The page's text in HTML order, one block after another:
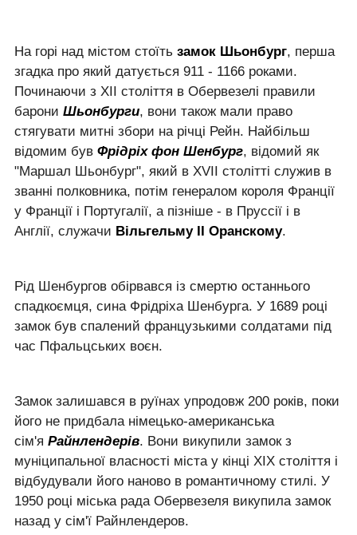
На горі над містом стоїть замок Шьонбург, перша
згадка про який датується 911 - 1166 роками.
Починаючи з XII століття в Обервезелі правили
барони Шьонбурги, вони також мали право
стягувати митні збори на річці Рейн. Найбільш
відомим був Фрідріх фон Шенбург, відомий як
"Маршал Шьонбург", який в XVII столітті служив в
званні полковника, потім генералом короля Франції
у Франції і Португалії, а пізніше - в Пруссії і в
Англії, служачи Вільгельму II Оранскому.
Рід Шенбургов обірвався із смертю останнього
спадкоємця, сина Фрідріха Шенбурга. У 1689 році
замок був спалений французькими солдатами під
час Пфальцських воєн.
Замок залишався в руїнах упродовж 200 років, поки
його не придбала німецько-американська
сім'я Райнлендерів. Вони викупили замок з
муніципальної власності міста у кінці XIX століття і
відбудували його наново в романтичному стилі. У
1950 році міська рада Обервезеля викупила замок
назад у сім'ї Райнлендеров.